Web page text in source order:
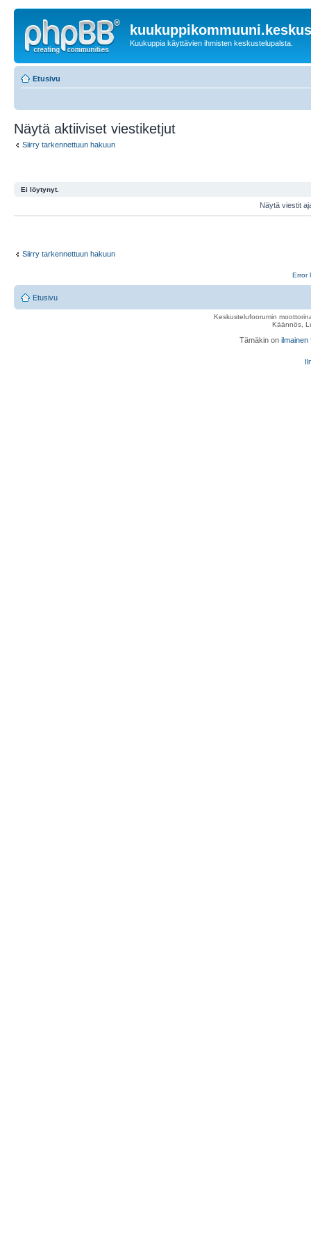
Kuukuppia käyttävien ihmisten keskustelupalsta.
Etusivu
Näytä aktiiviset viestiketjut
Siirry tarkennettuun hakuun
Ei löytynyt.
Näytä viestit
Siirry tarkennettuun hakuun
Error
Etusivu
Keskustelufoorumin
Käännös,
Tämäkin on ilmainen